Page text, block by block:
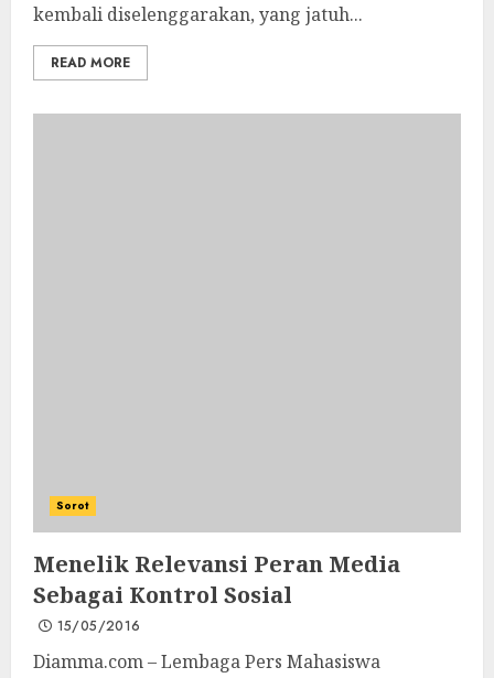
kembali diselenggarakan, yang jatuh...
READ MORE
Sorot
Menelik Relevansi Peran Media
Sebagai Kontrol Sosial
15/05/2016
Diamma.com – Lembaga Pers Mahasiswa